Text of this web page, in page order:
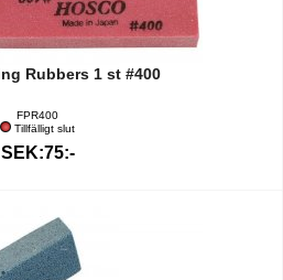
Rubbers 1 st #400
FPR400
Tillfälligt slut
SEK:75:-